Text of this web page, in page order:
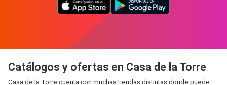
Catálogos y ofertas en Casa de la Torre
Casa de la Torre cuenta con muchas tiendas distintas donde puede